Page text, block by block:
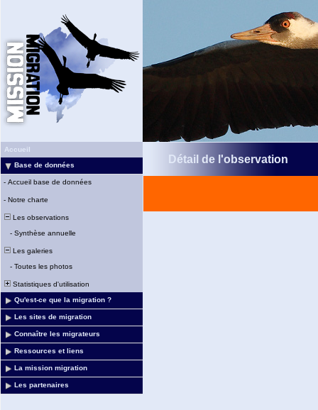
Accueil
Base de données
- Accueil base de données
- Notre charte
Les observations
- Synthèse annuelle
Les galeries
- Toutes les photos
Statistiques d'utilisation
Qu'est-ce que la migration ?
Les sites de migration
Connaître les migrateurs
Ressources et liens
La mission migration
Les partenaires
Détail de l'observation